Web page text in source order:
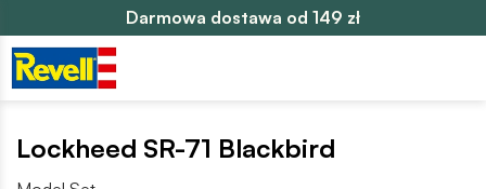
Darmowa dostawa od 149 zł
Lockheed SR-71 Blackbird